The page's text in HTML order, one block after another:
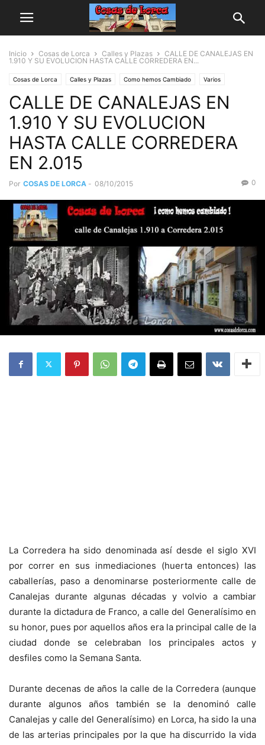
Inicio Cosas de Lorca Calles y Plazas
CALLE DE CANALEJAS EN
1.910 Y SU EVOLUCION HASTA CALLE CORREDERA EN...
Cosas de Lorca Calles y Plazas Como hemos Cambiado Varios
Fotos Videos
CALLE DE CANALEJAS EN
1.910 Y SU EVOLUCION
HASTA CALLE CORREDERA
EN 2.015
Por COSAS DE LORCA - 08/10/2015 0
La Corredera ha sido denominada así desde el siglo XVI
por correr en sus inmediaciones (huerta entonces) las
caballerías, paso a denominarse posteriormente calle de
Canalejas durante algunas décadas y volvio a cambiar
durante la dictadura de Franco, a calle del Generalísimo en
su honor, pues por aquellos años era la principal calle de la
ciudad donde se celebraban los principales actos y
desfiles como la Semana Santa.
Durante decenas de años la calle de la Corredera (aunque
durante algunos años también se la denominó calle
Canalejas y calle del Generalísimo) en Lorca, ha sido la una
de las arterias principales por la que ha discurrido la vida